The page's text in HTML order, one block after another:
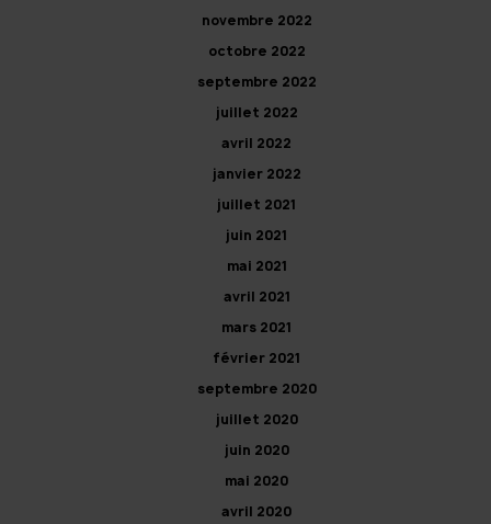
novembre 2022
octobre 2022
septembre 2022
juillet 2022
avril 2022
janvier 2022
juillet 2021
juin 2021
mai 2021
avril 2021
mars 2021
février 2021
septembre 2020
juillet 2020
juin 2020
mai 2020
avril 2020